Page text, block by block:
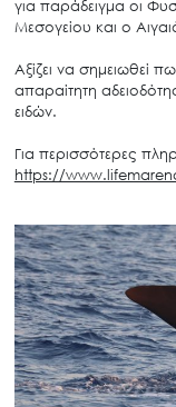
για παράδειγμα οι
Μεσογείου και ο
Αξίζει να σημειωθεί
απαραίτητη
ειδών.
Για περισσότερες
https://